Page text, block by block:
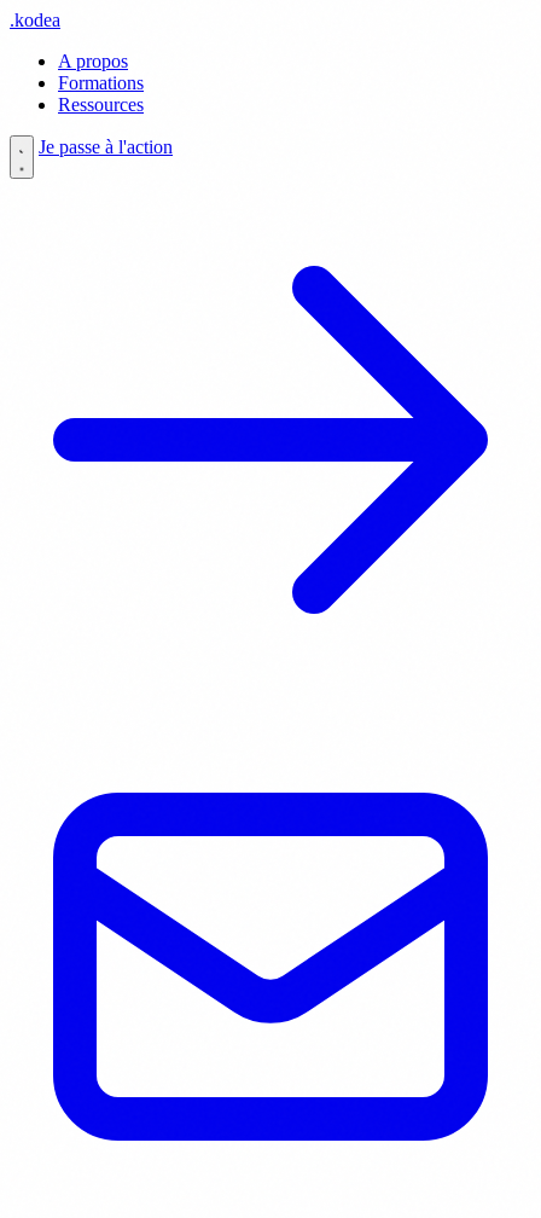
.kodea
A propos
Formations
Ressources
Je passe à l'action